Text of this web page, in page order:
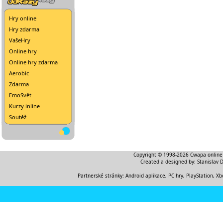
Hry online
Hry zdarma
VašeHry
Online hry
Online hry zdarma
Aerobic
Zdarma
EmoSvět
Kurzy inline
Soutěž
Copyright © 1998-2026 Cwapa
Created a designed by: Stanislav
Partnerské stránky: Android aplikace, PC hry, PlayStation,